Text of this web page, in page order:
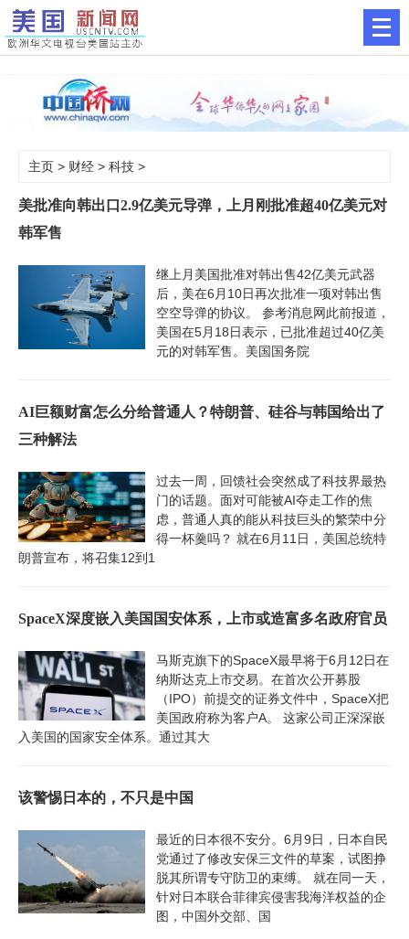
主页 > 财经 > 科技 >
美批准向韩出口2.9亿美元导弹，上月刚批准超40亿美元对
韩军售
继上月美国批准对韩出售42亿美元武器
后，美在6月10日再次批准一项对韩出售
空空导弹的协议。 参考消息网此前报道，
美国在5月18日表示，已批准超过40亿美
元的对韩军售。美国国务院
AI巨额财富怎么分给普通人？特朗普、硅谷与韩国给出了
三种解法
过去一周，回馈社会突然成了科技界最热
门的话题。面对可能被AI夺走工作的焦
虑，普通人真的能从科技巨头的繁荣中分
得一杯羹吗？ 就在6月11日，美国总统特
朗普宣布，将召集12到1
SpaceX深度嵌入美国国安体系，上市或造富多名政府官员
马斯克旗下的SpaceX最早将于6月12日在
纳斯达克上市交易。在首次公开募股
（IPO）前提交的证券文件中，SpaceX把
美国政府称为客户A。 这家公司正深深嵌
入美国的国家安全体系。通过其大
该警惕日本的，不只是中国
最近的日本很不安分。6月9日，日本自民
党通过了修改安保三文件的草案，试图挣
脱其所谓专守防卫的束缚。 就在同一天，
针对日本联合菲律宾侵害我海洋权益的企
图，中国外交部、国